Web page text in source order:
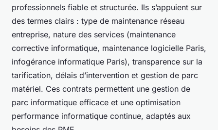
professionnels fiable et structurée. Ils s’appuient sur
des termes clairs : type de maintenance réseau
entreprise, nature des services (maintenance
corrective informatique, maintenance logicielle Paris,
infogérance informatique Paris), transparence sur la
tarification, délais d’intervention et gestion de parc
matériel. Ces contrats permettent une gestion de
parc informatique efficace et une optimisation
performance informatique continue, adaptés aux